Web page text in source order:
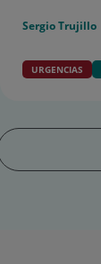
Sergio Trujillo
URGENCIAS